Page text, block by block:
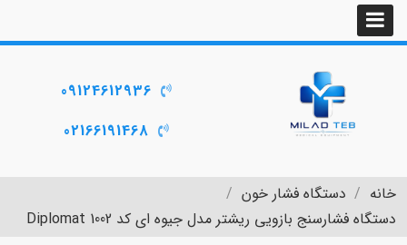
09124612936
02166191468
خانه
دستگاه فشار خون
دستگاه فشارسنج بازویی ریشتر مدل جیوه ای کد Diplomat 1002